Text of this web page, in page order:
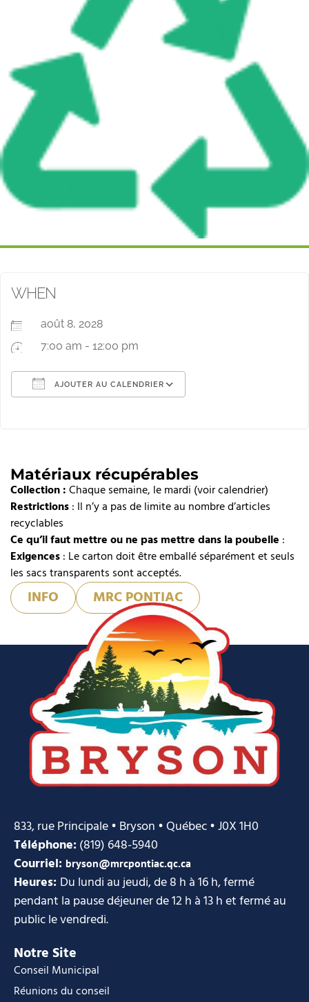
Matériaux récupérables
Collection :Chaque semaine, le mardi (voir calendrier)
Restrictions: Il n’y a pas de limite au nombre d’articles
recyclables
Ce qu’il faut mettre ou ne pas mettre dans la poubelle :
Exigences: Le carton doit être emballé séparément et seuls
les sacs transparents sont acceptés.
INFO MRC PONTIAC
WHEN
août 8, 2028
7:00 am - 12:00 pm
AJOUTER AU CALENDRIER
iCalendar
Office 365
Outlook Live
833, rue Principale • Bryson • Québec • J0X 1H0
Téléphone:(819) 648-5940
Courriel: bryson@mrcpontiac.qc.ca
Heures: Du lundi au jeudi, de 8 h à 16 h, fermé
pendant la pause déjeuner de 12 h à 13 h et fermé au
public le vendredi.
Notre Site
Conseil Municipal
Réunions du conseil